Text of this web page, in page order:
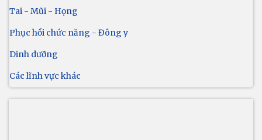
Tai - Mũi - Họng
Phục hồi chức năng - Đông y
Dinh dưỡng
Các lĩnh vực khác